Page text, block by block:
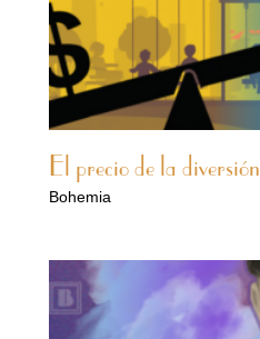
El precio de la diversión
Bohemia